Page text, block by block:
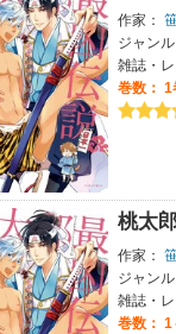
作家：
ジャンル
雑誌・レ
巻数： 1
桃太
作家：
ジャンル
雑誌・レ
巻数： 1